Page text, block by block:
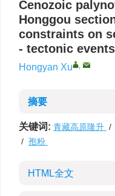
Cenozoic
Honggou
constraints on
- tectonic events
Hongyan Xu ,
摘要
关键词: 青藏高原隆升 /
/ 孢粉
HTML全文